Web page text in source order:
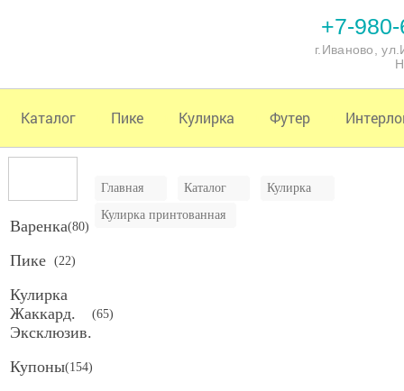
+7-
г.Иваново,
Каталог Пике Кулирка Футер
Варенка(80)
Пике (22)
Кулирка
Жаккард.
Эксклюзив.
(65)
Купоны(154)
Главная Каталог
Кулирка
Кулирка принтованная